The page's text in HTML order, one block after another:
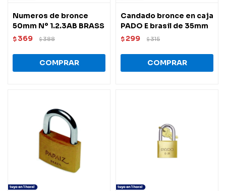
Numeros de bronce
50mm Nº 1.2.3AB BRASS
$ 369 $388
Candado bronce en caja
PADO E brasil de 35mm
$ 299 $315